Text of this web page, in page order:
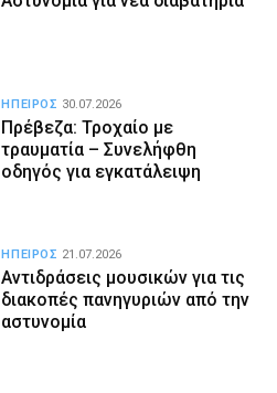
Πρέβεζα: Τροχαίο με
τραυματία – Συνελήφθη
οδηγός για εγκατάλειψη
ΗΠΕΙΡΟΣ 30.07.2026
Αντιδράσεις μουσικών για τις
διακοπές πανηγυριών από την
αστυνομία
ΗΠΕΙΡΟΣ 21.07.2026